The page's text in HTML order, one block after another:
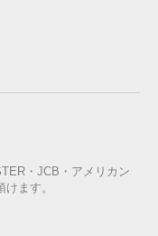
・JCB・アメリカン
ます。